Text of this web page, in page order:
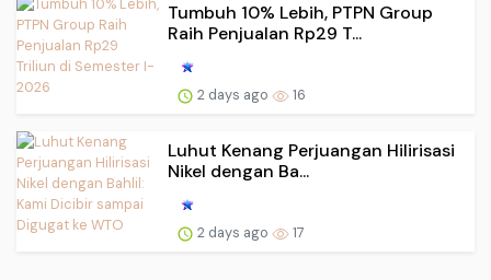
Tumbuh 10% Lebih, PTPN Group
Raih Penjualan Rp29 T...
2 days ago 16
Luhut Kenang Perjuangan Hilirisasi
Nikel dengan Ba...
2 days ago 17